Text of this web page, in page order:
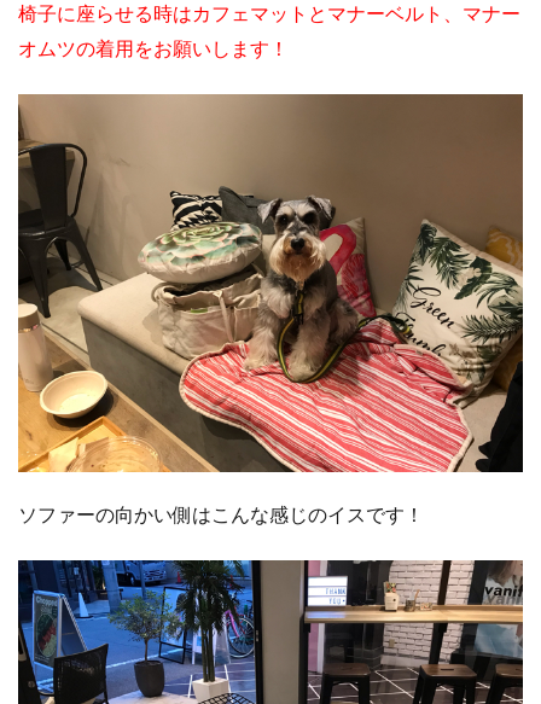
椅子に座らせる時はカフェマットとマナーベルト、マナー
オムツの着用をお願いします！
ソファーの向かい側はこんな感じのイスです！